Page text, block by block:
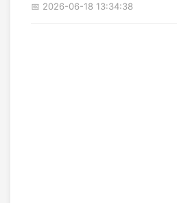
📅 2026-06-18 13:34:38